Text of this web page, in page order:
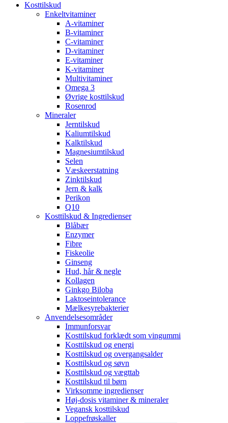
Kosttilskud
Enkeltvitaminer
A-vitaminer
B-vitaminer
C-vitaminer
D-vitaminer
E-vitaminer
K-vitaminer
Multivitaminer
Omega 3
Øvrige kosttilskud
Rosenrod
Mineraler
Jerntilskud
Kaliumtilskud
Kalktilskud
Magnesiumtilskud
Selen
Væskeerstatning
Zinktilskud
Jern & kalk
Perikon
Q10
Kosttilskud & Ingredienser
Blåbær
Enzymer
Fibre
Fiskeolie
Ginseng
Hud, hår & negle
Kollagen
Ginkgo Biloba
Laktoseintolerance
Mælkesyrebakterier
Anvendelsesområder
Immunforsvar
Kosttilskud forklædt som vingummi
Kosttilskud og energi
Kosttilskud og overgangsalder
Kosttilskud og søvn
Kosttilskud og vægttab
Kosttilskud til børn
Virksomme ingredienser
Høj-dosis vitaminer & mineraler
Vegansk kosttilskud
Loppefrøskaller